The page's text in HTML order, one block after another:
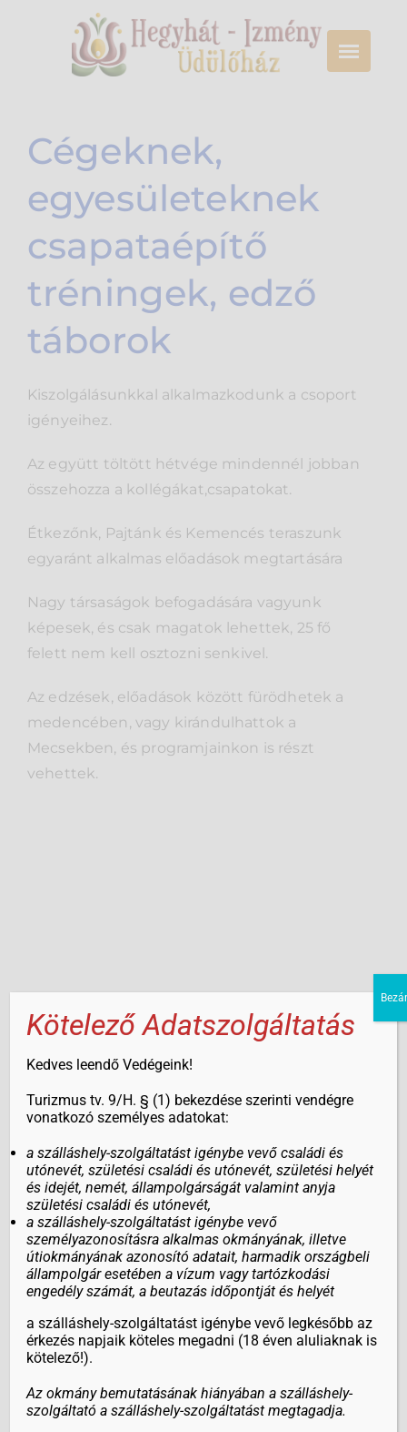
Cégeknek,
egyesületeknek
csapataépítő
tréningek, edző
táborok
Kiszolgálásunkkal alkalmazkodunk a csoport
igényeihez.
Az együtt töltött hétvége mindennél jobban
összehozza a kollégákat,csapatokat.
Étkezőnk, Pajtánk és Kemencés teraszunk
egyaránt alkalmas előadások megtartására
Nagy társaságok befogadására vagyunk
képesek, és csak magatok lehettek, 25 fő
felett nem kell osztozni senkivel.
Az edzések, előadások között fürödhetek a
medencében, vagy kirándulhattok a
Mecsekben, és programjainkon is részt
vehettek.
Szolgáltatásunkró
l
Hatalmas kertünk és a medence ideális egy
nagy bulihoz, de rossz idő esetén is elfér
mindenki a teraszokon vagy az étkezőben.
Napi háromszori étkezést biztosítunk
svédasztalos reggelivel, de lehetőség van
önállóan főzni bográcsban vagy a
kemencében is.
Utolsó este házi kemencés kenyérlángost és
pizzát kínálunk, amiből korlátlan fogyasztást
Kötelező Adatszolgáltatás
Kedves leendő Vedégeink!
Turizmus tv. 9/H. § (1) bekezdése szerinti vendégre
vonatkozó személyes adatokat:
a szálláshely-szolgáltatást igénybe vevő családi és
utónevét, születési családi és utónevét, születési helyét
és idejét, nemét, állampolgárságát valamint anyja
születési családi és utónevét,
a szálláshely-szolgáltatást igénybe vevő
személyazonosításra alkalmas okmányának, illetve
útiokmányának azonosító adatait, harmadik országbeli
állampolgár esetében a vízum vagy tartózkodási
engedély számát, a beutazás időpontját és helyét
a szálláshely-szolgáltatást igénybe vevő legkésőbb az
érkezés napjaik köteles megadni (18 éven aluliaknak is
kötelező!).
Az okmány bemutatásának hiányában a szálláshely-
szolgáltató a szálláshely-szolgáltatást megtagadja.
Bezár